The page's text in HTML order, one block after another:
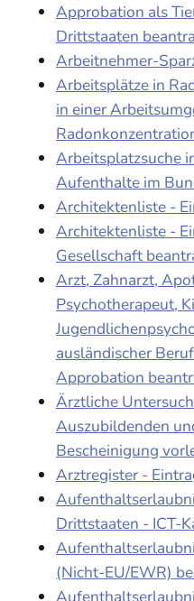
Approbation als
Drittstaaten
Arbeitnehmer-
Arbeitsplätze in
in einer
Arbeitsplatzsuche
Aufenthalte im
Architektenliste -
Architektenliste -
Gesellschaft
Arzt, Zahnarzt,
Psychotherapeut,
ausländischer
Approbation
Ärztliche
Auszubildenden
Bescheinigung
Arztregister -
Drittstaaten - ICT-
(Nicht-EU/EWR)